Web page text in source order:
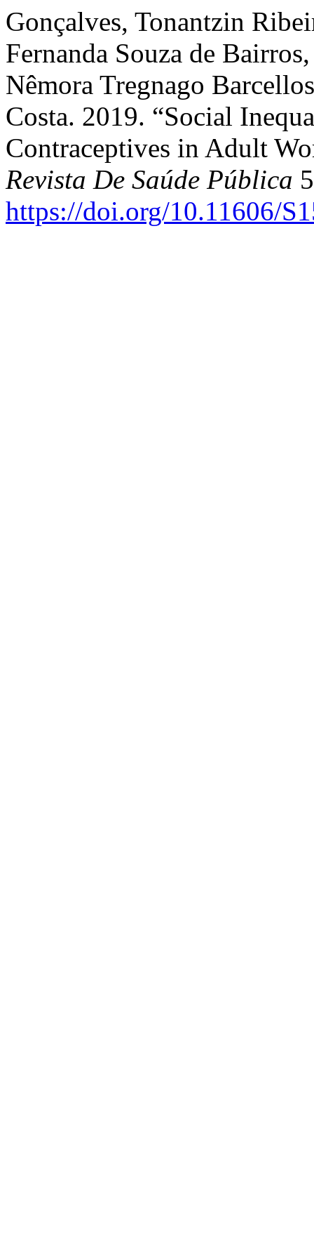
Gonçalves, Tonantzin
Fernanda Souza de
Nêmora Tregnago
Costa. 2019. “Social
Contraceptives in Adult
Revista De Saúde Pública
https://doi.org/10.11606/